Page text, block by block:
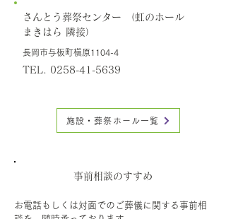
さんとう葬祭センター （虹のホール
まきはら 隣接）
長岡市与板町槇原1104-4
TEL. 0258-41-5639
施設・葬祭ホール一覧
事前相談のすすめ
お電話もしくは対面でのご葬儀に関する事前相